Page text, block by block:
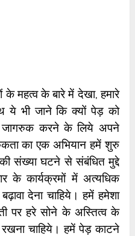
के बारे में देखा, हमारे
भी जाने कि क्यों पेड़ को
जागरुक करने के लिये अपने
का एक अभियान हमें शुरु
संख्या घटने से संबंधित मुद्दे
के कार्यक्रमों में अत्यधिक
देना चाहिये। हमें हमेशा
पर हरे सोने के अस्तित्व के
चाहिये। हमें पेड़ काटने